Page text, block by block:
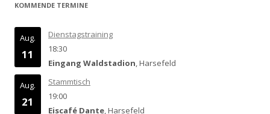
KOMMENDE TERMINE
Aug.
11
Dienstagstraining
18:30
Eingang Waldstadion, Harsefeld
Aug.
21
Stammtisch
19:00
Eiscafé Dante, Harsefeld